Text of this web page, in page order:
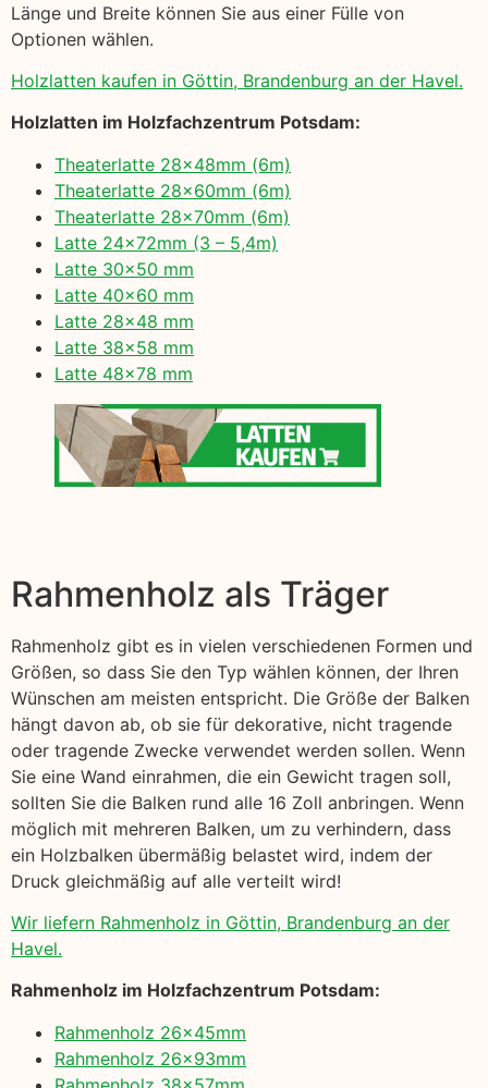
Länge und Breite können Sie aus einer Fülle von
Optionen wählen.
Holzlatten kaufen in Göttin, Brandenburg an der Havel.
Holzlatten im Holzfachzentrum Potsdam:
Theaterlatte 28x48mm (6m)
Theaterlatte 28x60mm (6m)
Theaterlatte 28x70mm (6m)
Latte 24x72mm (3 – 5,4m)
Latte 30×50 mm
Latte 40×60 mm
Latte 28×48 mm
Latte 38×58 mm
Latte 48×78 mm
Rahmenholz als Träger
Rahmenholz gibt es in vielen verschiedenen Formen und
Größen, so dass Sie den Typ wählen können, der Ihren
Wünschen am meisten entspricht. Die Größe der Balken
hängt davon ab, ob sie für dekorative, nicht tragende
oder tragende Zwecke verwendet werden sollen. Wenn
Sie eine Wand einrahmen, die ein Gewicht tragen soll,
sollten Sie die Balken rund alle 16 Zoll anbringen. Wenn
möglich mit mehreren Balken, um zu verhindern, dass
ein Holzbalken übermäßig belastet wird, indem der
Druck gleichmäßig auf alle verteilt wird!
Wir liefern Rahmenholz in Göttin, Brandenburg an der
Havel.
Rahmenholz im Holzfachzentrum Potsdam:
Rahmenholz 26x45mm
Rahmenholz 26x93mm